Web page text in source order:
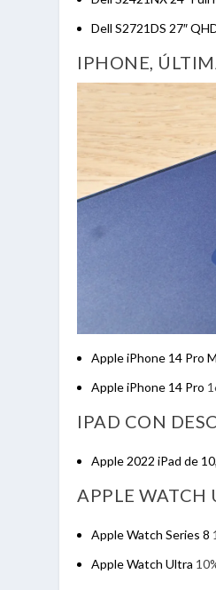
Dell S2721DS 27″
IPHONE,
Apple iPhone 14 Pro
Apple iPhone 14 Pro
IPAD CON
Apple 2022 iPad de
APPLE WATCH
Apple Watch Series 8
Apple Watch Ultra